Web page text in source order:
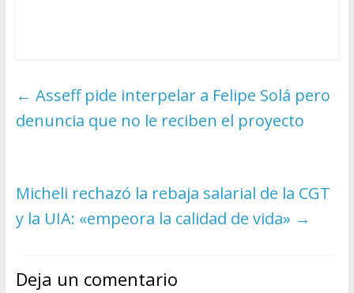
← Asseff pide interpelar a Felipe Solá pero
denuncia que no le reciben el proyecto
Micheli rechazó la rebaja salarial de la CGT
y la UIA: «empeora la calidad de vida» →
Deja un comentario